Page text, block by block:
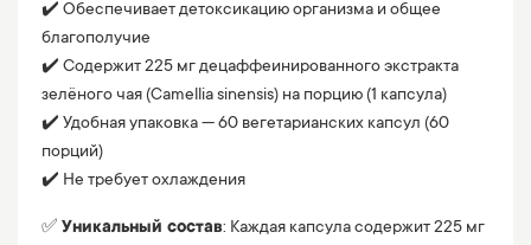
✔️ Обеспечивает детоксикацию организма и общее
благополучие
✔️ Содержит 225 мг децаффеинированного экстракта
зелёного чая (Camellia sinensis) на порцию (1 капсула)
✔️ Удобная упаковка — 60 вегетарианских капсул (60
порций)
✔️ Не требует охлаждения
✅ Уникальный состав: Каждая капсула содержит 225 мг